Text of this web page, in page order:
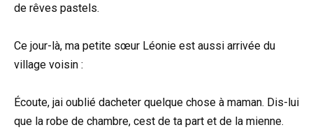
de rêves pastels.
Ce jour-là, ma petite sœur Léonie est aussi arrivée du
village voisin :
Écoute, jai oublié dacheter quelque chose à maman. Dis-lui
que la robe de chambre, cest de ta part et de la mienne.